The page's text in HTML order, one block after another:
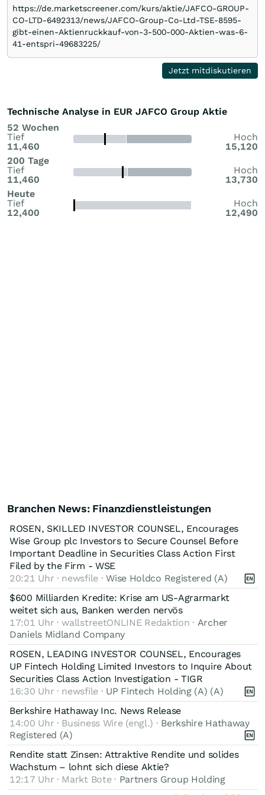
https://de.marketscreener.com/kurs/aktie/JAFCO-GROUP-
CO-LTD-6492313/news/JAFCO-Group-Co-Ltd-TSE-8595-
gibt-einen-Aktienruckkauf-von-3-500-000-Aktien-was-6-
41-entspri-49683225/
Jetzt mitdiskutieren
Technische Analyse in EUR JAFCO Group Aktie
52 Wochen
Tief
11,460
Hoch
15,120
200 Tage
Tief
11,460
Hoch
13,730
Heute
Tief
12,400
Hoch
12,490
Branchen News: Finanzdienstleistungen
ROSEN, SKILLED INVESTOR COUNSEL, Encourages
Wise Group plc Investors to Secure Counsel Before
Important Deadline in Securities Class Action First
Filed by the Firm - WSE
20:21 Uhr · newsfile ·Wise Holdco Registered (A)
$600 Milliarden Kredite: Krise am US-Agrarmarkt
weitet sich aus, Banken werden nervös
17:01 Uhr · wallstreetONLINE Redaktion · Archer
Daniels Midland Company
ROSEN, LEADING INVESTOR COUNSEL, Encourages
UP Fintech Holding Limited Investors to Inquire About
Securities Class Action Investigation - TIGR
16:30 Uhr · newsfile · UP Fintech Holding (A) (A)
Berkshire Hathaway Inc. News Release
14:00 Uhr · Business Wire (engl.) · Berkshire Hathaway
Registered (A)
Rendite statt Zinsen: Attraktive Rendite und solides
Wachstum – lohnt sich diese Aktie?
12:17 Uhr · Markt Bote · Partners Group Holding